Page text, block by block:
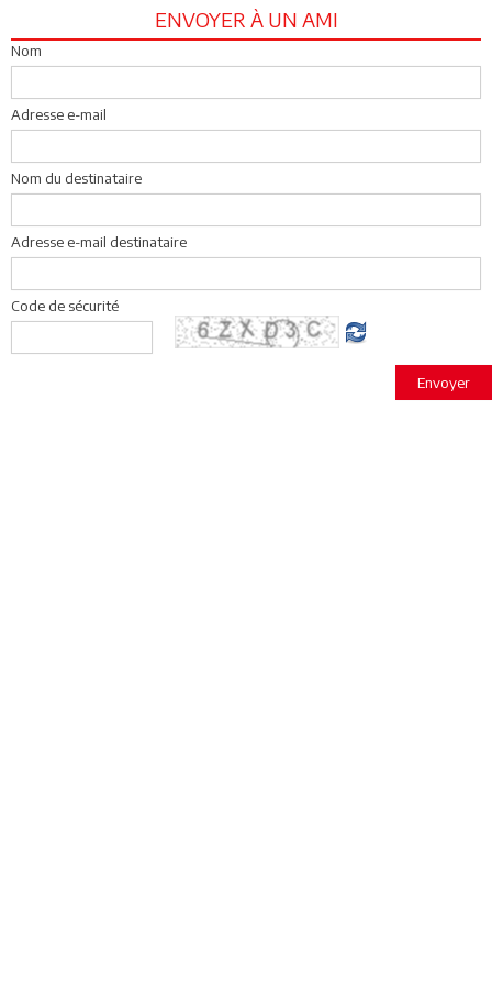
ENVOYER À UN AMI
Nom
Adresse e-mail
Nom du destinataire
Adresse e-mail destinataire
Code de sécurité
Envoyer